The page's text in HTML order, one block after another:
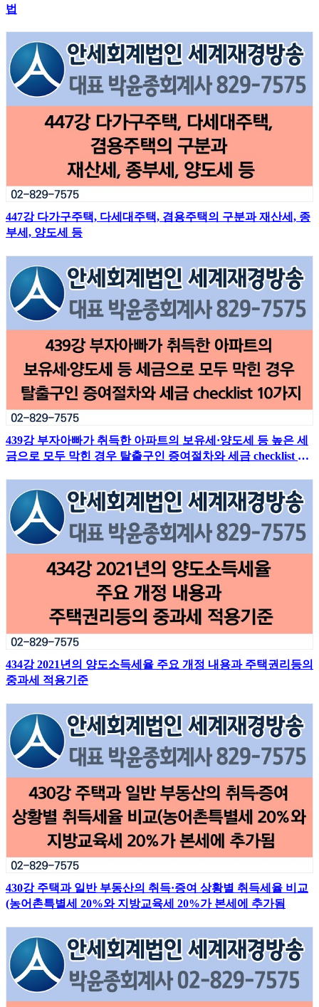
법
447강 다가구주택, 다세대주택, 겸용주택의 구분과 재산세, 종
부세, 양도세 등
439강 부자아빠가 취득한 아파트의 보유세·양도세 등 높은 세
금으로 모두 막힌 경우 탈출구인 증여절차와 세금 checklist 10
434강 2021년의 양도소득세율 주요 개정 내용과 주택권리등의
중과세 적용기준
430강 주택과 일반 부동산의 취득·증여 상황별 취득세율 비교
(농어촌특별세 20%와 지방교육세 20%가 본세에 추가됨